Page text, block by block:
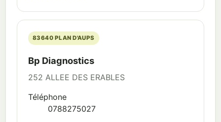
83640 PLAN D'AUPS
Bp Diagnostics
252 ALLEE DES ERABLES
Téléphone
0788275027